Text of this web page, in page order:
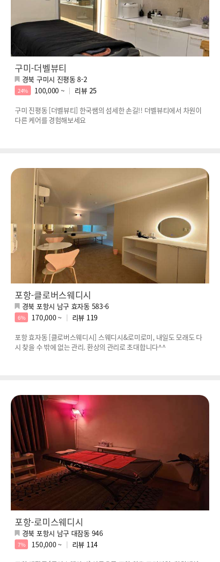
구미-더벨뷰티
경북 구미시 진평동 8-2
24% 100,000 ~ 리뷰 25
구미 진평동 [더벨뷰티] 한국쌤의 섬세한 손길!! 더벨뷰티에서 차원이
다른 케어를 경험해보세요
포항-클로버스웨디시
경북 포항시 남구 효자동 583-6
6% 170,000 ~ 리뷰 119
포항 효자동 [클로버스웨디시] 스웨디시&로미로미, 내일도 모래도 다
시 찾을 수 밖에 없는 관리. 환상의 관리로 초대합니다^^
포항-로미스웨디시
경북 포항시 남구 대잠동 946
7% 150,000 ~ 리뷰 114